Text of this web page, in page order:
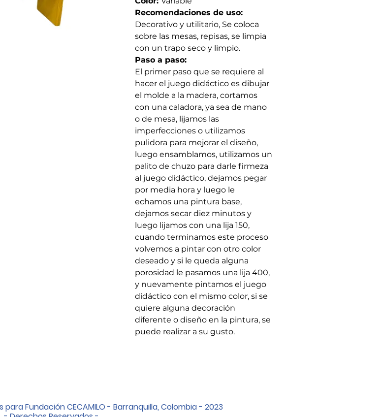
Recomendaciones de uso:
Decorativo y utilitario, Se coloca
sobre las mesas, repisas, se limpia
con un trapo seco y limpio.
Paso a paso:
El primer paso que se requiere al
hacer el juego didáctico es dibujar
el molde a la madera, cortamos
con una caladora, ya sea de mano
o de mesa, lijamos las
imperfecciones o utilizamos
pulidora para mejorar el diseño,
luego ensamblamos, utilizamos un
palito de chuzo para darle firmeza
al juego didáctico, dejamos pegar
por media hora y luego le
echamos una pintura base,
dejamos secar diez minutos y
luego lijamos con una lija 150,
cuando terminamos este proceso
volvemos a pintar con otro color
deseado y si le queda alguna
porosidad le pasamos una lija 400,
y nuevamente pintamos el juego
didáctico con el mismo color, si se
quiere alguna decoración
diferente o diseño en la pintura, se
puede realizar a su gusto.
Fundación CECAMILO - Barranquilla, Colombia - 2023